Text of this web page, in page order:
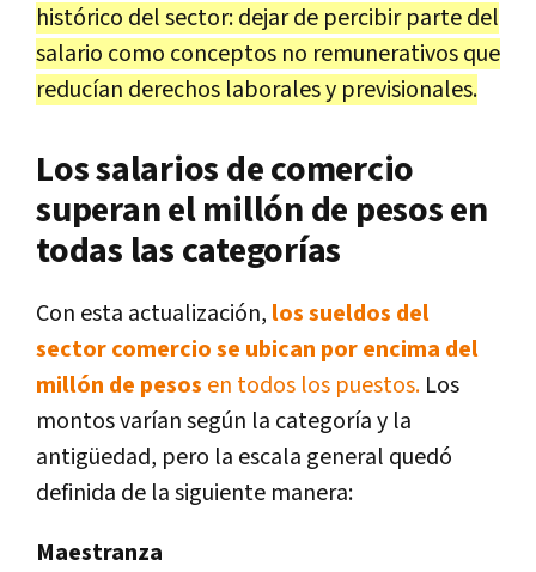
histórico del sector: dejar de percibir parte del
salario como conceptos no remunerativos que
reducían derechos laborales y previsionales.
Los salarios de comercio
superan el millón de pesos en
todas las categorías
Con esta actualización, los sueldos del
sector comercio se ubican por encima del
millón de pesos en todos los puestos. Los
montos varían según la categoría y la
antigüedad, pero la escala general quedó
definida de la siguiente manera:
Maestranza